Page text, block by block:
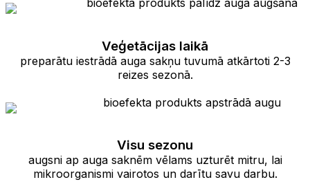
Veģetācijas laikā
preparātu iestrādā auga sakņu tuvumā atkārtoti 2-3
reizes sezonā.
Visu sezonu
augsni ap auga saknēm vēlams uzturēt mitru, lai
mikroorganismi vairotos un darītu savu darbu.